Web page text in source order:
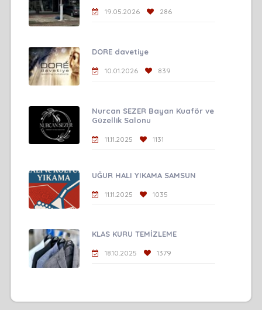
19.05.2026 286
DORE davetiye
10.01.2026 839
Nurcan SEZER Bayan Kuaför ve
Güzellik Salonu
11.11.2025 1131
UĞUR HALI YIKAMA SAMSUN
11.11.2025 1035
KLAS KURU TEMİZLEME
18.10.2025 1379